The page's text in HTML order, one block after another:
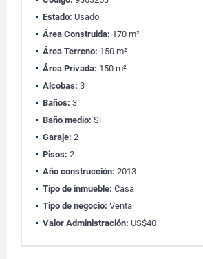
Estado: Usado
Área Construida: 170 m²
Área Terreno: 150 m²
Área Privada: 150 m²
Alcobas: 3
Baños: 3
Baño medio: Si
Garaje: 2
Pisos: 2
Año construcción: 2013
Tipo de inmueble: Casa
Tipo de negocio: Venta
Valor Administración: US$40